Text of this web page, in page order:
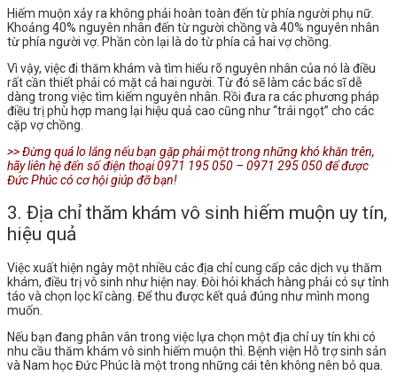
Hiếm muộn xảy ra không phải hoàn toàn đến từ phía người phụ nữ.
Khoảng 40% nguyên nhân đến từ người chồng và 40% nguyên nhân
từ phía người vợ. Phần còn lại là do từ phía cả hai vợ chồng.
Vì vậy, việc đi thăm khám và tìm hiểu rõ nguyên nhân của nó là điều
rất cần thiết phải có mặt cả hai người. Từ đó sẽ làm các bác sĩ dễ
dàng trong việc tìm kiếm nguyên nhân. Rồi đưa ra các phương pháp
điều trị phù hợp mang lại hiệu quả cao cũng như “trái ngọt” cho các
cặp vợ chồng.
>> Đừng quá lo lắng nếu bạn gặp phải một trong những khó khăn trên,
hãy liên hệ đến số điện thoại 0971 195 050 – 0971 295 050 để được
Đức Phúc có cơ hội giúp đỡ bạn!
3. Địa chỉ thăm khám vô sinh hiếm muộn uy tín,
hiệu quả
Việc xuất hiện ngày một nhiều các địa chỉ cung cấp các dịch vụ thăm
khám, điều trị vô sinh như hiện nay. Đòi hỏi khách hàng phải có sự tỉnh
táo và chọn lọc kĩ càng. Để thu được kết quả đúng như mình mong
muốn.
Nếu bạn đang phân vân trong việc lựa chọn một địa chỉ uy tín khi có
nhu cầu thăm khám vô sinh hiếm muộn thì. Bệnh viện Hỗ trợ sinh sản
và Nam học Đức Phúc là một trong những cái tên không nên bỏ qua.